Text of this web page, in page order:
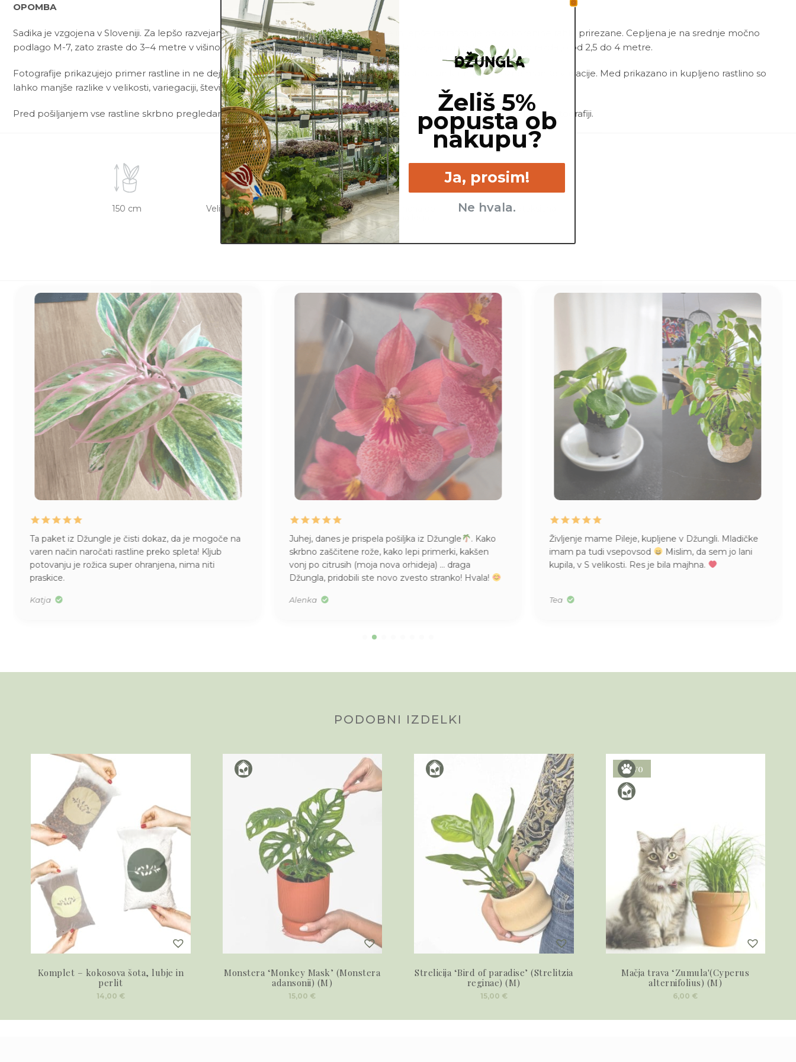
OPOMBA
Sadika je vzgojena v Sloveniji. Za lepšo razvejanost ima že odrezan vrh, za lažje sajenje in lepše razraščanje pa so korenine rahlo prirezane. Cepljena je na srednje močno
podlago M-7, zato zraste do 3–4 metre v višino in potrebuje oporo le v prvih dveh letih. Pri sajenju upoštevaj vmesno razdaljo od 2,5 do 4 metre.
Fotografije prikazujejo primer rastline in ne dejanske rastline, ki jo naročite. Ker je vsaka rastlina unikatna, so možne manjše variacije. Med prikazano in kupljeno rastlino so
lahko manjše razlike v velikosti, variegaciji, številu listov, vej, cvetov, itd …
Pred pošiljanjem vse rastline skrbno pregledamo in zagotovimo, da gredo na pot zdrave in čim bolj podobne izdelku na fotografiji.
150 cm
Veliko - rada imam vseskozi
vlažno zemljo.
Veliko - sončna do
polsenčna lega
Netoksična.
Ta paket iz Džungle je čisti dokaz, da je mogoče na
varen način naročati rastline preko spleta! Kljub
potovanju je rožica super ohranjena, nima niti
praskice.
Katja
Juhej, danes je prispela pošiljka iz Džungle
. Kako
skrbno zaščitene rože, kako lepi primerki, kakšen
vonj po citrusih (moja nova orhideja) … draga
Džungla, pridobili ste novo zvesto stranko! Hvala!
Alenka
Življenje mame Pileje, kupljene v Džungli. Mladičke
imam pa tudi vsepovsod
Mislim, da sem jo lani
kupila, v S velikosti. Res je bila majhna.
Tea
PODOBNI IZDELKI
Komplet – kokosova šota, lubje in
perlit
14,00 €
Monstera ‘Monkey Mask’ (Monstera
adansonii) (M)
15,00 €
Strelicija ‘Bird of paradise’ (Strelitzia
reginae) (M)
15,00 €
Novo
Mačja trava ‘Zumula'(Cyperus
alternifolius) (M)
6,00 €
Želiš 5%
popusta ob
nakupu?
Ja, prosim!
Ne hvala.